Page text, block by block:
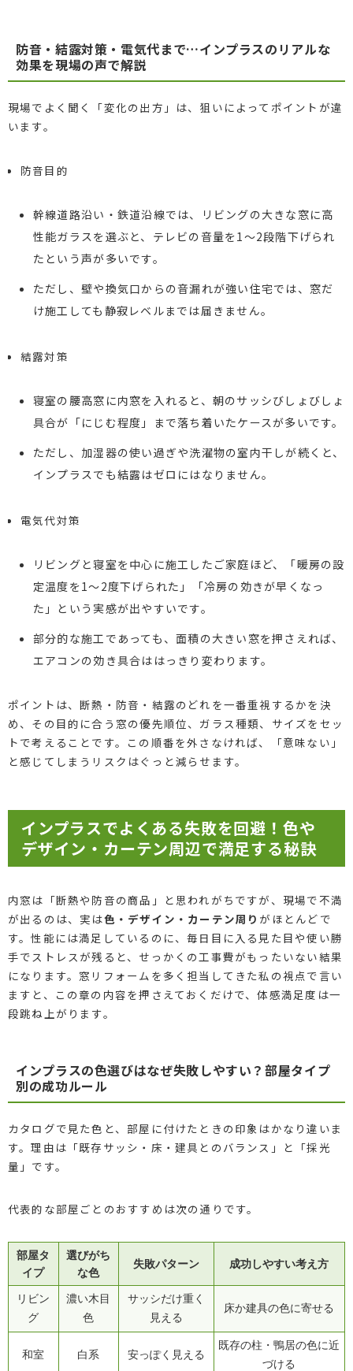
防音・結露対策・電気代まで…インプラスのリアルな
効果を現場の声で解説
現場でよく聞く「変化の出方」は、狙いによってポイントが違
います。
防音目的
幹線道路沿い・鉄道沿線では、リビングの大きな窓に高
性能ガラスを選ぶと、テレビの音量を1～2段階下げられ
たという声が多いです。
ただし、壁や換気口からの音漏れが強い住宅では、窓だ
け施工しても静寂レベルまでは届きません。
結露対策
寝室の腰高窓に内窓を入れると、朝のサッシびしょびしょ
具合が「にじむ程度」まで落ち着いたケースが多いです。
ただし、加湿器の使い過ぎや洗濯物の室内干しが続くと、
インプラスでも結露はゼロにはなりません。
電気代対策
リビングと寝室を中心に施工したご家庭ほど、「暖房の設
定温度を1～2度下げられた」「冷房の効きが早くなっ
た」という実感が出やすいです。
部分的な施工であっても、面積の大きい窓を押さえれば、
エアコンの効き具合ははっきり変わります。
ポイントは、断熱・防音・結露のどれを一番重視するかを決
め、その目的に合う窓の優先順位、ガラス種類、サイズをセッ
トで考えることです。この順番を外さなければ、「意味ない」
と感じてしまうリスクはぐっと減らせます。
インプラスでよくある失敗を回避！色や
デザイン・カーテン周辺で満足する秘訣
内窓は「断熱や防音の商品」と思われがちですが、現場で不満
が出るのは、実は色・デザイン・カーテン周り がほとんどで
す。性能には満足しているのに、毎日目に入る見た目や使い勝
手でストレスが残ると、せっかくの工事費がもったいない結果
になります。窓リフォームを多く担当してきた私の視点で言い
ますと、この章の内容を押さえておくだけで、体感満足度は一
段跳ね上がります。
インプラスの色選びはなぜ失敗しやすい？部屋タイプ
別の成功ルール
カタログで見た色と、部屋に付けたときの印象はかなり違いま
す。理由は「既存サッシ・床・建具とのバランス」と「採光
量」です。
代表的な部屋ごとのおすすめは次の通りです。
部屋タ
イプ
選びがち
な色
失敗パターン 成功しやすい考え方
リビン
グ
濃い木目
色
サッシだけ重く
見える
床か建具の色に寄せる
和室 白系 安っぽく見える
既存の柱・鴨居の色に近
づける